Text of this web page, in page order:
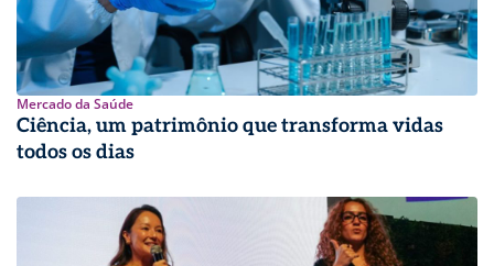
Mercado da Saúde
Ciência, um patrimônio que transforma vidas
todos os dias